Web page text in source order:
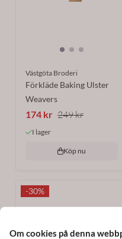
Västgöta Broderi
Förkläde Baking Ulster
Weavers
174 kr 249 kr
I lager
Köp nu
-30%
Om cookies på denna